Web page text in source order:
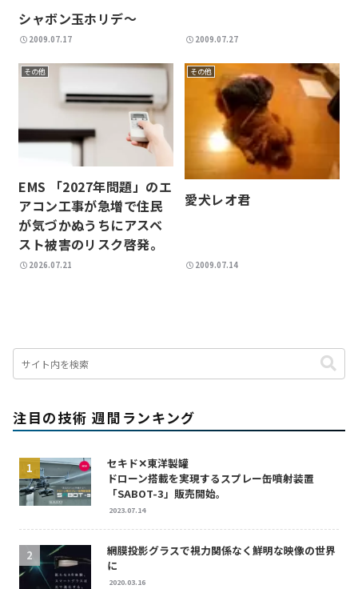
シャボン玉ホリデ～
2009.07.17 2009.07.27
その他
EMS 「2027年問題」のエ
アコン工事が急増で住民
が気づかぬうちにアスベ
スト被害のリスク啓発。
2026.07.21
その他
愛犬レオ君
2009.07.14
注目の技術 週間ランキング
セキド✕東洋製罐
ドローン搭載を実現するスプレー缶噴射装置
「SABOT-3」販売開始。
2023.07.14
網膜投影グラスで視力関係なく鮮明な映像の世界
に
2020.03.16